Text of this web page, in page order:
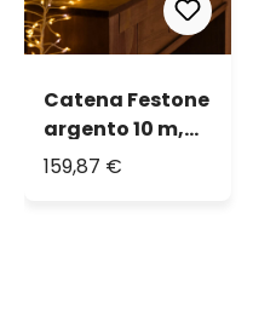
Catena Festone
argento 10 m,
2400 microled
159,87 €